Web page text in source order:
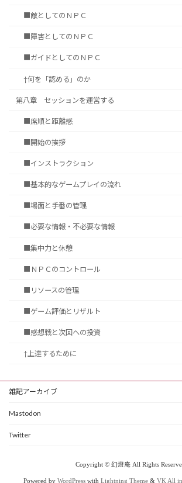
■敵としてのＮＰＣ
■障害としてのＮＰＣ
■ガイドとしてのＮＰＣ
†何を「認める」のか
第八章 セッションを運営する
■席順と距離感
■開始の挨拶
■インストラクション
■基本的なゲームプレイの流れ
■場面と手番の管理
■必要な情報・不必要な情報
■集中力と休憩
■ＮＰＣのコントロール
■リソースの管理
■ゲーム評価とリザルト
■感想戦と次回への投資
†上達するために
雑記アーカイブ
Mastodon
Twitter
Copyright © 幻燈庵 All Rights
Powered by WordPresswith Lightning Theme& VK All in